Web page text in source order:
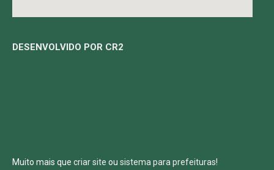
DESENVOLVIDO POR CR2
Muito mais que criar site ou sistema para prefeituras!